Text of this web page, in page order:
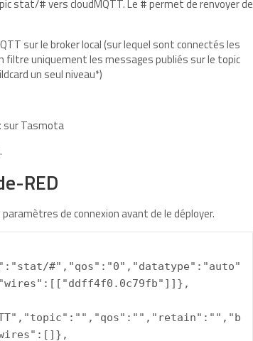
stat/# vers cloudMQTT. Le # permet de renvoyer de
sur le broker local (sur lequel sont connectés les
uniquement les messages publiés sur le topic
un seul niveau*)
sur Tasmota
RED
de connexion avant de le déployer.
#","qos":"0","datatype":"auto"